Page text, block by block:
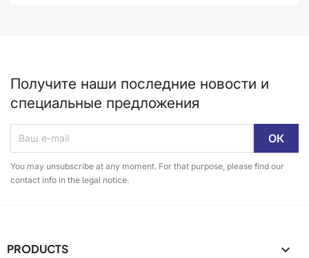
Получите наши последние новости и
специальные предложения
You may unsubscribe at any moment. For that purpose, please find our
contact info in the legal notice.
PRODUCTS 